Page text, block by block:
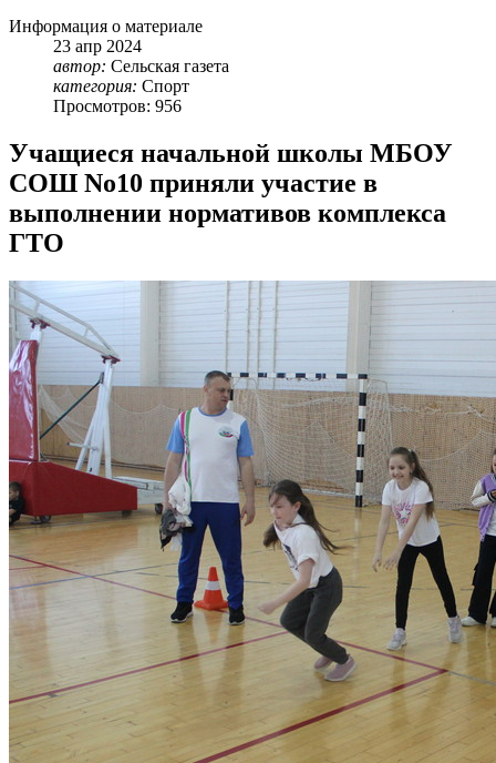
Информация о материале
23 апр 2024
автор: Сельская газета
категория: Спорт
Просмотров: 956
Учащиеся начальной школы МБОУ
СОШ No10 приняли участие в
выполнении нормативов комплекса
ГТО